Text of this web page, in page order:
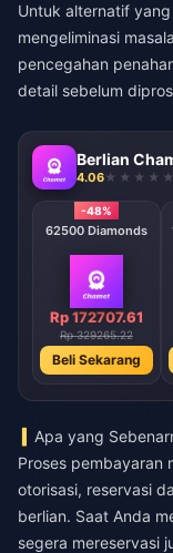
Untuk alternatif
mengeliminasi
pencegahan
detail sebelum
Berlian
4.06
-48%
62500 Diamonds
Rp 172707.61
Rp 329265.22
Beli Sekarang
Apa yang
Proses pembayaran
otorisasi, reservasi
berlian. Saat Anda
segera mereservasi